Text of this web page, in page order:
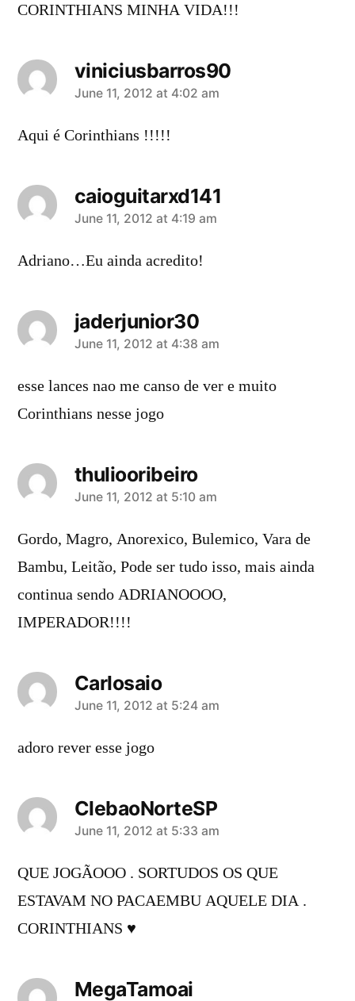
CORINTHIANS MINHA VIDA!!!
viniciusbarros90
says:
June 11, 2012 at 4:02 am
Aqui é Corinthians !!!!!
caioguitarxd141
says:
June 11, 2012 at 4:19 am
Adriano…Eu ainda acredito!
jaderjunior30
says:
June 11, 2012 at 4:38 am
esse lances nao me canso de ver e muito
Corinthians nesse jogo
thuliooribeiro
says:
June 11, 2012 at 5:10 am
Gordo, Magro, Anorexico, Bulemico, Vara de
Bambu, Leitão, Pode ser tudo isso, mais ainda
continua sendo ADRIANOOOO,
IMPERADOR!!!!
Carlosaio
says:
June 11, 2012 at 5:24 am
adoro rever esse jogo
ClebaoNorteSP
says:
June 11, 2012 at 5:33 am
QUE JOGÃOOO . SORTUDOS OS QUE
ESTAVAM NO PACAEMBU AQUELE DIA .
CORINTHIANS ♥
MegaTamoai